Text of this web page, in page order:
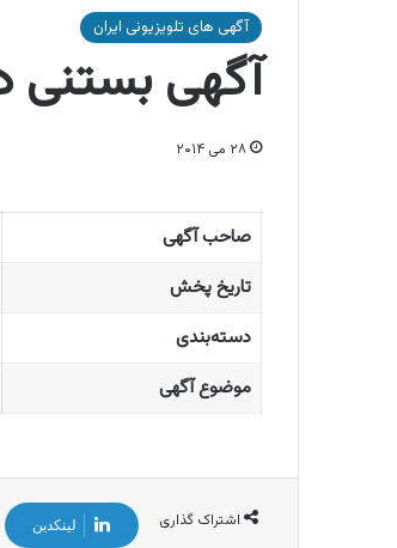
آگهی های تلویزیونی ایران
آگهی بستنی
۲۸ می ۲۰۱۴
صاحب آگهی
تاریخ پخش
دسته‌بندی
موضوع آگهی
اشتراک گذاری لینکدین